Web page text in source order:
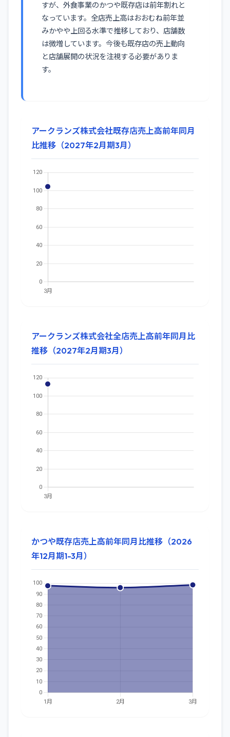
すが、外食事業のかつや既存店は前年割れと
なっています。全店売上高はおおむね前年並
みかやや上回る水準で推移しており、店舗数
は微増しています。今後も既存店の売上動向
と店舗展開の状況を注視する必要がありま
す。
アークランズ株式会社既存店売上高前年同月
比推移（2027年2月期3月）
アークランズ株式会社全店売上高前年同月比
推移（2027年2月期3月）
かつや既存店売上高前年同月比推移（2026
年12月期1-3月）